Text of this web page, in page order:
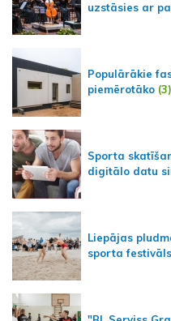
uzstāsies ar
Populārākie
piemērotāko (3)
Sporta
digitālo datu
Liepājas
sporta